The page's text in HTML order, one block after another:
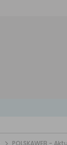
POLSKAWEB -